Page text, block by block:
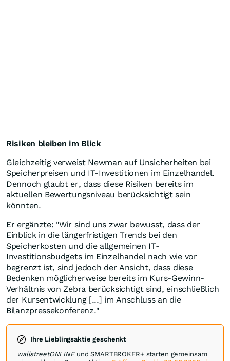
Risiken bleiben im Blick
Gleichzeitig verweist Newman auf Unsicherheiten bei
Speicherpreisen und IT-Investitionen im Einzelhandel.
Dennoch glaubt er, dass diese Risiken bereits im
aktuellen Bewertungsniveau berücksichtigt sein
könnten.
Er ergänzte: "Wir sind uns zwar bewusst, dass der
Einblick in die längerfristigen Trends bei den
Speicherkosten und die allgemeinen IT-
Investitionsbudgets im Einzelhandel nach wie vor
begrenzt ist, sind jedoch der Ansicht, dass diese
Bedenken möglicherweise bereits im Kurs-Gewinn-
Verhältnis von Zebra berücksichtigt sind, einschließlich
der Kursentwicklung [...] im Anschluss an die
Bilanzpressekonferenz."
Ihre Lieblingsaktie geschenkt
wallstreetONLINEund SMARTBROKER+ starten gemeinsam